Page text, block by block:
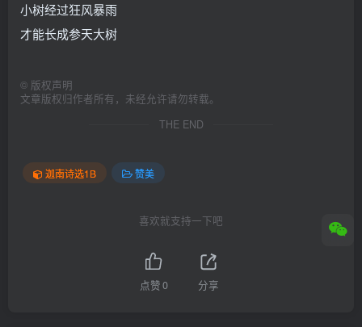
小树经过狂风暴雨
才能长成参天大树
© 版权声明
文章版权归作者所有，未经允许请勿转载。
THE END
迦南诗选1B 赞美
喜欢就支持一下吧
点赞0 分享